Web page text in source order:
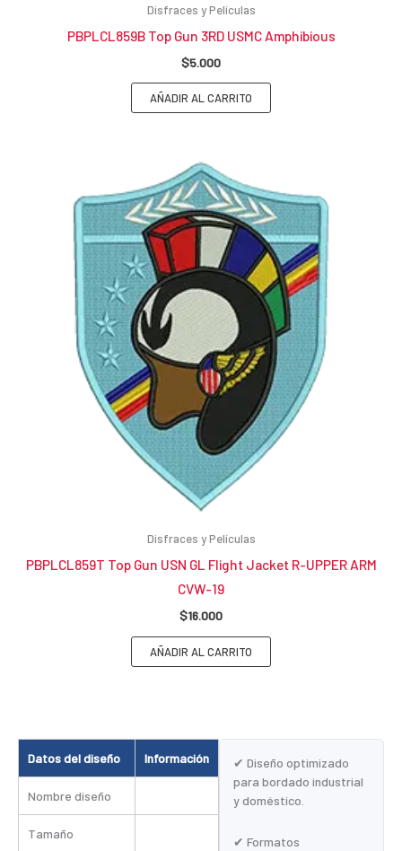
Datos del diseño Información
Nombre diseño
Tamaño
✔ Diseño optimizado
para bordado industrial
y doméstico.
✔ Formatos
Disfraces y Películas
PBPLCL859B Top Gun 3RD USMC Amphibious
$5.000
AÑADIR AL CARRITO
Disfraces y Películas
PBPLCL859T Top Gun USN GL Flight Jacket R-UPPER ARM
CVW-19
$16.000
AÑADIR AL CARRITO